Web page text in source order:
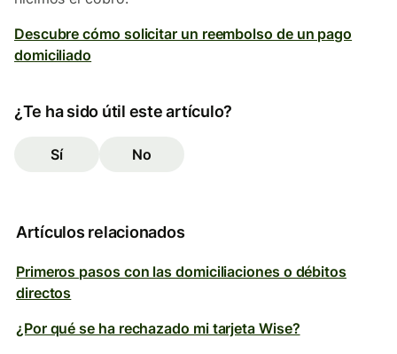
Descubre cómo solicitar un reembolso de un pago
domiciliado
¿Te ha sido útil este artículo?
Sí No
Artículos relacionados
Primeros pasos con las domiciliaciones o débitos
directos
¿Por qué se ha rechazado mi tarjeta Wise?